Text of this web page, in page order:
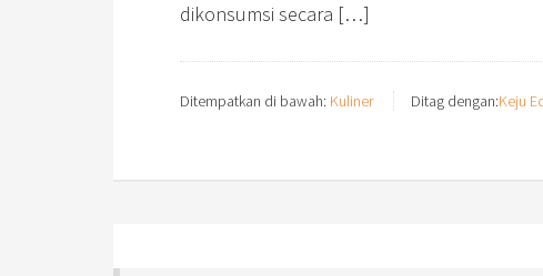
dikonsumsi secara […]
Ditempatkan di bawah: Kuliner Ditag dengan:Keju